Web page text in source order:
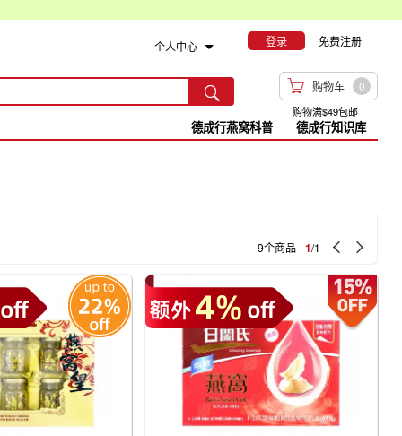
个人中心 登录 免费注册
  购物车 0
购物满$49包邮
德成行知识库
德成行燕窝科普
9个商品 1/1  